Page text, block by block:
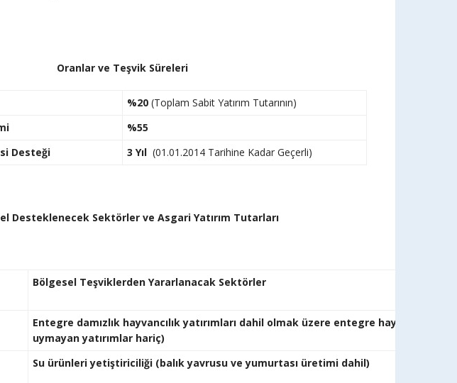
Oranlar ve Teşvik Süreleri
%20 (Toplam Sabit Yatırım Tutarının)
%55
Desteği
3 Yıl (01.01.2014 Tarihine Kadar Geçerli)
Desteklenecek Sektörler ve Asgari Yatırım Tutarları
Bölgesel Teşviklerden Yararlanacak Sektörler
Entegre damızlık hayvancılık yatırımları dahil olmak üzere entegre hayvancılık
uymayan yatırımlar hariç)
Su ürünleri yetiştiriciliği (balık